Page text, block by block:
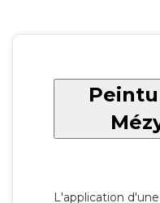
L'application